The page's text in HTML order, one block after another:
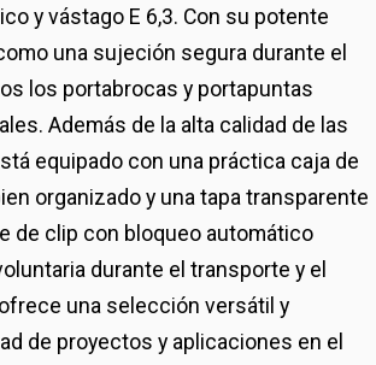
y vástago E 6,3. Con su potente
una sujeción segura durante el
los portabrocas y portapuntas
Además de la alta calidad de las
equipado con una práctica caja de
organizado y una tapa transparente
de clip con bloqueo automático
durante el transporte y el
una selección versátil y
de proyectos y aplicaciones en el